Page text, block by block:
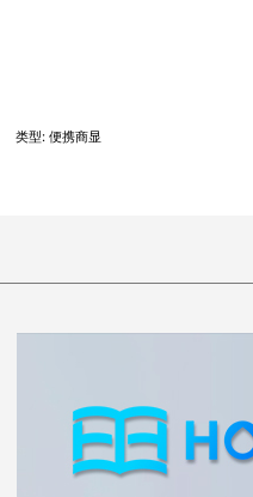
类型: 便携商显